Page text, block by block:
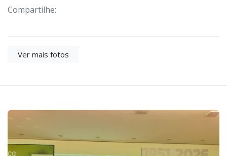
Compartilhe:
Ver mais fotos